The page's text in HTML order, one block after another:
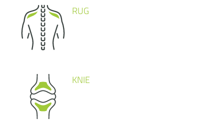
RUG
KNIE